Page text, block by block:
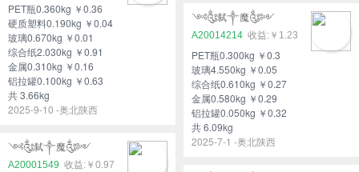
PET瓶0.360kg ￥0.36
硬质塑料0.190kg ￥0.04
玻璃0.670kg ￥0.01
综合纸2.030kg ￥0.91
金属0.310kg ￥0.16
铝拉罐0.100kg ￥0.63
共 3.66kg
2025-9-10 -奥北陕西
༺༃弑༒魔༃༻
A20014214
￥1.23
PET瓶0.300kg ￥0.3
玻璃4.550kg ￥0.05
综合纸0.610kg ￥0.27
金属0.580kg ￥0.29
铝拉罐0.050kg ￥0.32
共 6.09kg
2025-7-1 -奥北陕西
༺༃弑༒魔༃༻
A20001549
￥0.97